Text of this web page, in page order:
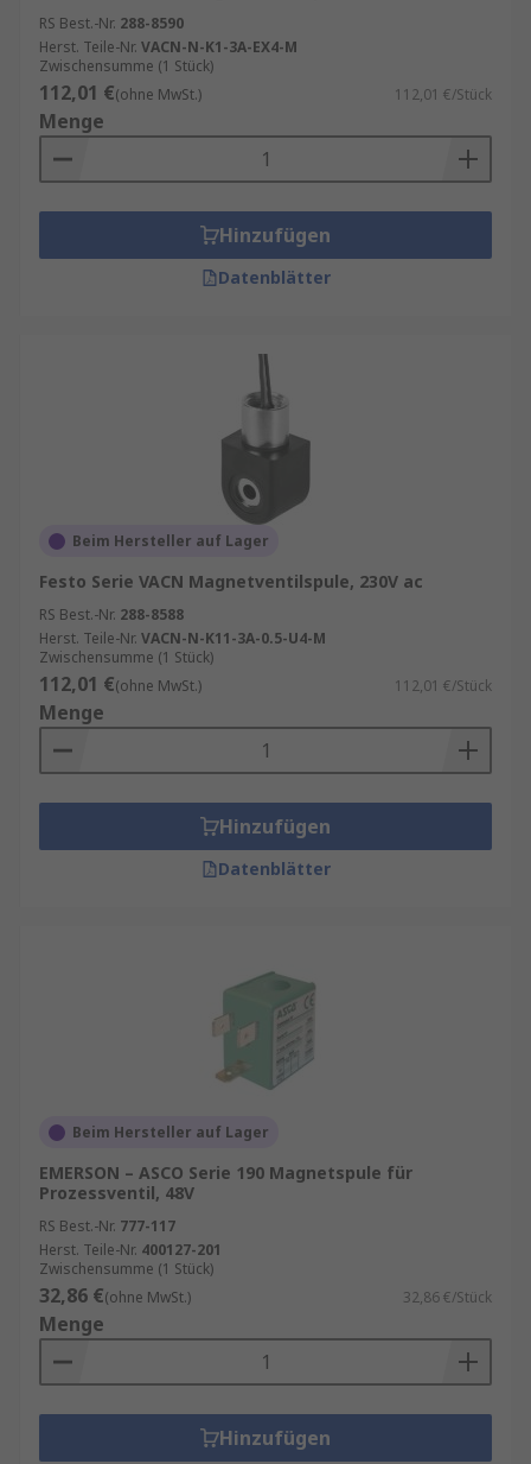
RS Best.-Nr. 288-8590
Herst. Teile-Nr. VACN-N-K1-3A-EX4-M
Zwischensumme (1 Stück)
112,01 €(ohne MwSt.) 112,01 €/Stück
Menge
Hinzufügen
Datenblätter
Beim Hersteller auf Lager
Festo Serie VACN Magnetventilspule, 230V ac
RS Best.-Nr. 288-8588
Herst. Teile-Nr. VACN-N-K11-3A-0.5-U4-M
Zwischensumme (1 Stück)
112,01 €(ohne MwSt.) 112,01 €/Stück
Menge
Hinzufügen
Datenblätter
Beim Hersteller auf Lager
EMERSON – ASCO Serie 190 Magnetspule für
Prozessventil, 48V
RS Best.-Nr. 777-117
Herst. Teile-Nr. 400127-201
Zwischensumme (1 Stück)
32,86 €(ohne MwSt.) 32,86 €/Stück
Menge
Hinzufügen